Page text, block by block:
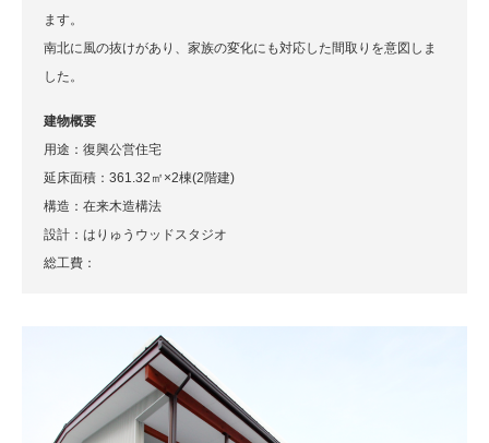
ます。
南北に風の抜けがあり、家族の変化にも対応した間取りを意図しま
した。
建物概要
用途：復興公営住宅
延床面積：361.32㎡×2棟(2階建)
構造：在来木造構法
設計：はりゅうウッドスタジオ
総工費：